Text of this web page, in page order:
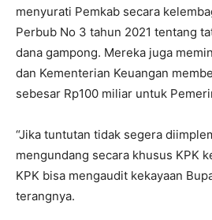
menyurati Pemkab secara
Perbub No 3 tahun 2021 tentang
dana gampong. Mereka juga
dan Kementerian Keuangan
sebesar Rp100 miliar untuk
“Jika tuntutan tidak segera
mengundang secara khusus KPK
KPK bisa mengaudit kekayaan
terangnya.